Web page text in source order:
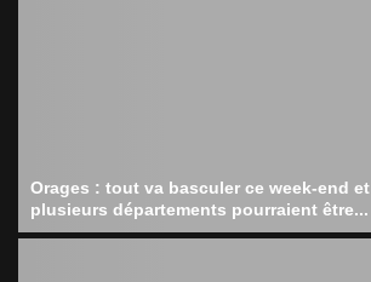
Orages : tout va basculer ce week-end et
plusieurs départements pourraient être...